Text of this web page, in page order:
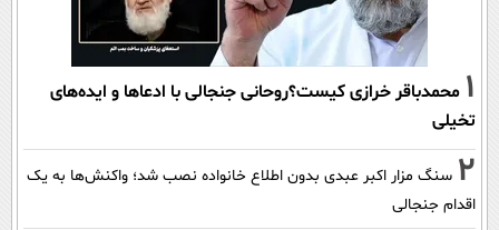
1 محمدباقر خرازی کیست؟روحانی جنجالی با ادعاها و ایده‌های
تخیلی
2 سنگ مزار اکبر عبدی بدون اطلاع خانواده نصب شد؛ واکنش‌ها به یک
اقدام جنجالی